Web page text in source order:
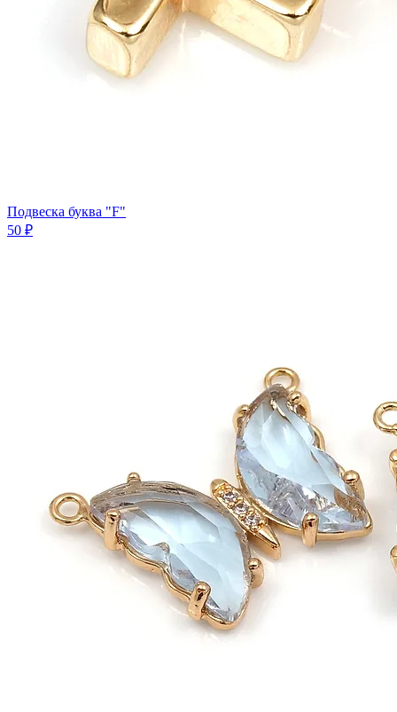
Подвеска буква "F"
50 ₽